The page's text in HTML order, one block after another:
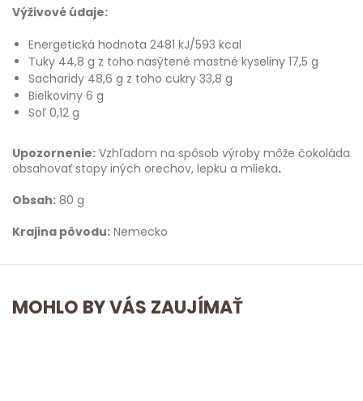
Výživové údaje:
Energetická hodnota 2481 kJ/593 kcal
Tuky 44,8 g z toho nasýtené mastné kyseliny 17,5 g
Sacharidy 48,6 g z toho cukry 33,8 g
Bielkoviny 6 g
Soľ 0,12 g
Upozornenie: Vzhľadom na spôsob výroby môže čokoláda
obsahovať stopy iných orechov, lepku a mlieka.
Obsah: 80 g
Krajina pôvodu: Nemecko
MOHLO BY VÁS ZAUJÍMAŤ